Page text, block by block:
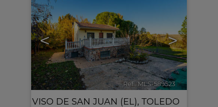
< >
Ref.. MLS-589523 🔗
VISO DE SAN JUAN (EL), TOLEDO